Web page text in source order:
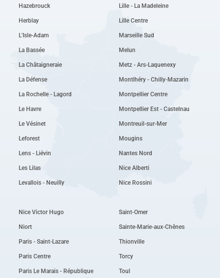
Hazebrouck
Herblay
L'Isle-Adam
La Bassée
La Châtaigneraie
La Défense
La Rochelle - Lagord
Le Havre
Le Vésinet
Leforest
Lens - Liévin
Les Lilas
Levallois - Neuilly
Lille - La Madeleine
Lille Centre
Marseille Sud
Melun
Metz - Ars-Laquenexy
Montlhéry - Chilly-Mazarin
Montpellier Centre
Montpellier Est - Castelnau
Montreuil-sur-Mer
Mougins
Nantes Nord
Nice Alberti
Nice Rossini
Nice Victor Hugo
Niort
Paris - Saint-Lazare
Paris Centre
Paris Le Marais - République
Saint-Omer
Sainte-Marie-aux-Chênes
Thionville
Torcy
Toul